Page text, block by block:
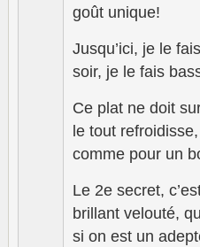
goût unique!
Jusqu’ici, je le
soir, je le fais
Ce plat ne doit
le tout
comme pour un
Le 2e secret,
brillant velouté,
si on est un